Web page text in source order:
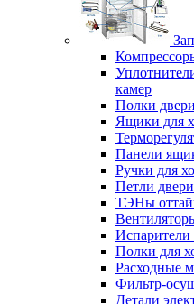
камер
Полки
Ящики для
Панели
Ручки для
Петли
ТЭНы
Испарители
Полки для
Расходные
Фильтр-
Детали